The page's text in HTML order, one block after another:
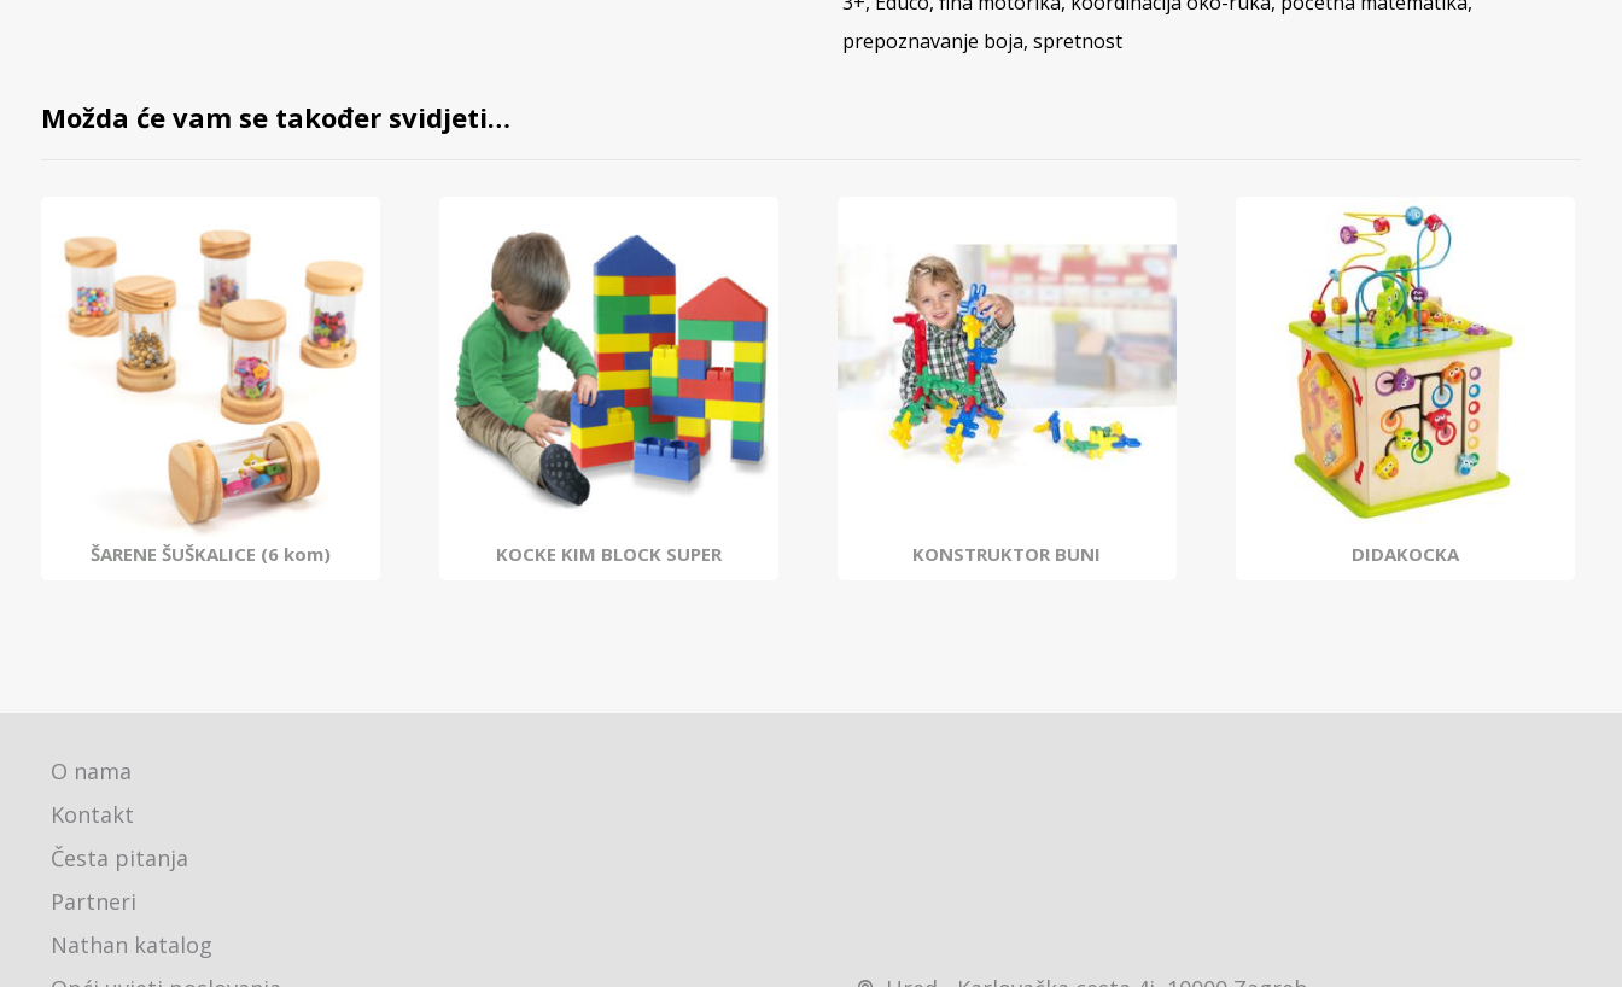
prepoznavanje boja, spretnost
Možda će vam se također svidjeti…
ŠARENE ŠUŠKALICE (6 kom) KOCKE KIM BLOCK SUPER KONSTRUKTOR BUNI DIDAKOCKA
O nama
Kontakt
Česta pitanja
Partneri
Nathan katalog